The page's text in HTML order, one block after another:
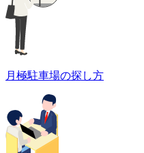
月極駐車場の探し方